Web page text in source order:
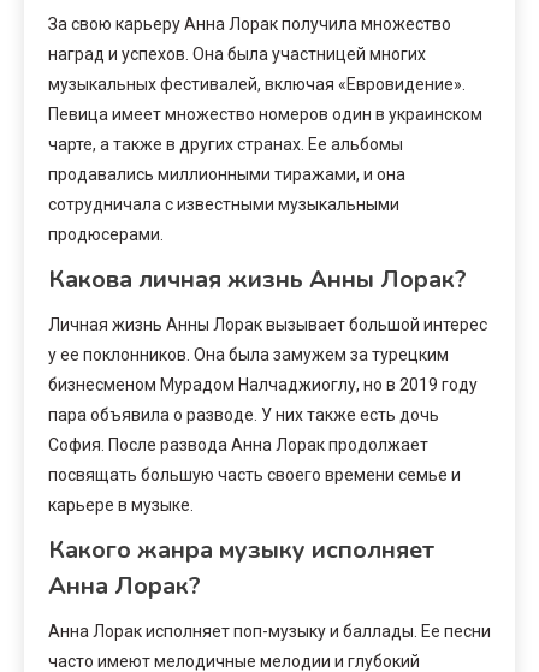
За свою карьеру Анна Лорак получила множество
наград и успехов. Она была участницей многих
музыкальных фестивалей, включая «Евровидение».
Певица имеет множество номеров один в украинском
чарте, а также в других странах. Ее альбомы
продавались миллионными тиражами, и она
сотрудничала с известными музыкальными
продюсерами.
Какова личная жизнь Анны Лорак?
Личная жизнь Анны Лорак вызывает большой интерес
у ее поклонников. Она была замужем за турецким
бизнесменом Мурадом Налчаджиоглу, но в 2019 году
пара объявила о разводе. У них также есть дочь
София. После развода Анна Лорак продолжает
посвящать большую часть своего времени семье и
карьере в музыке.
Какого жанра музыку исполняет
Анна Лорак?
Анна Лорак исполняет поп-музыку и баллады. Ее песни
часто имеют мелодичные мелодии и глубокий